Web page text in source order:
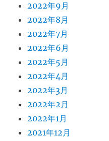
2022年9月
2022年8月
2022年7月
2022年6月
2022年5月
2022年4月
2022年3月
2022年2月
2022年1月
2021年12月